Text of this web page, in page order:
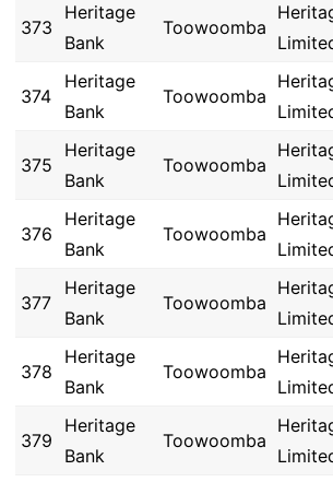
373
Heritage
Bank
Toowoomba
374
Heritage
Bank
Toowoomba
375
Heritage
Bank
Toowoomba
376
Heritage
Bank
Toowoomba
377
Heritage
Bank
Toowoomba
378
Heritage
Bank
Toowoomba
379
Heritage
Bank
Toowoomba